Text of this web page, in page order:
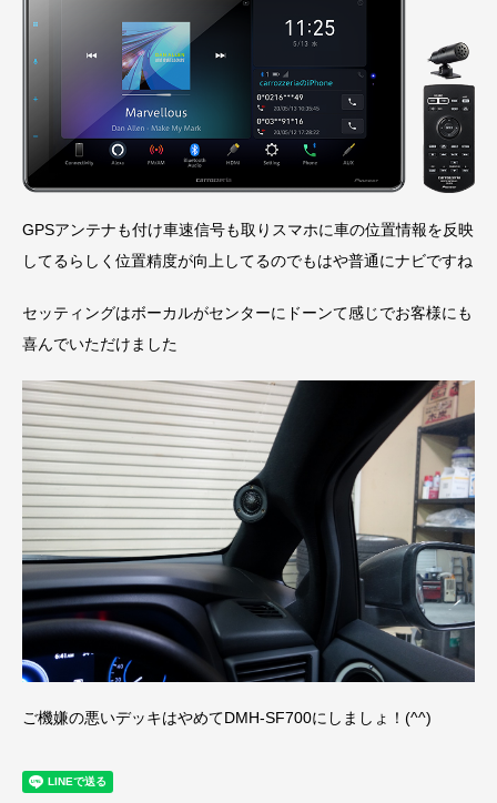
GPSアンテナも付け車速信号も取りスマホに車の位置情報を反映
してるらしく位置精度が向上してるのでもはや普通にナビですね
セッティングはボーカルがセンターにドーンて感じでお客様にも
喜んでいただけました
ご機嫌の悪いデッキはやめてDMH-SF700にしましょ！(^^)